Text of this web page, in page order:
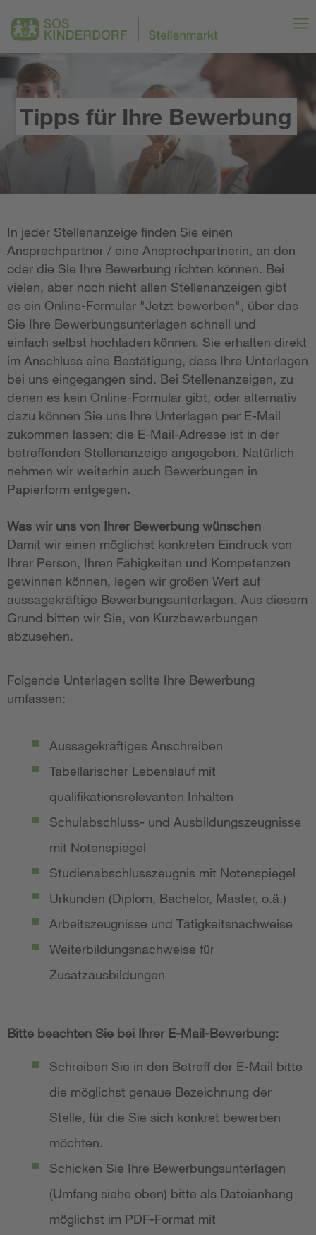
Tipps für Ihre Bewerbung
In jeder Stellenanzeige finden Sie einen
Ansprechpartner / eine Ansprechpartnerin, an den
oder die Sie Ihre Bewerbung richten können. Bei
vielen, aber noch nicht allen Stellenanzeigen gibt
es ein Online-Formular "Jetzt bewerben", über das
Sie Ihre Bewerbungsunterlagen schnell und
einfach selbst hochladen können. Sie erhalten direkt
im Anschluss eine Bestätigung, dass Ihre Unterlagen
bei uns eingegangen sind. Bei Stellenanzeigen, zu
denen es kein Online-Formular gibt, oder alternativ
dazu können Sie uns Ihre Unterlagen per E-Mail
zukommen lassen; die E-Mail-Adresse ist in der
betreffenden Stellenanzeige angegeben. Natürlich
nehmen wir weiterhin auch Bewerbungen in
Papierform entgegen.
Was wir uns von Ihrer Bewerbung wünschen
Damit wir einen möglichst konkreten Eindruck von
Ihrer Person, Ihren Fähigkeiten und Kompetenzen
gewinnen können, legen wir großen Wert auf
aussagekräftige Bewerbungsunterlagen. Aus diesem
Grund bitten wir Sie, von Kurzbewerbungen
abzusehen.
Folgende Unterlagen sollte Ihre Bewerbung
umfassen:
Aussagekräftiges Anschreiben
Tabellarischer Lebenslauf mit
qualifikationsrelevanten Inhalten
Schulabschluss- und Ausbildungszeugnisse
mit Notenspiegel
Studienabschlusszeugnis mit Notenspiegel
Urkunden (Diplom, Bachelor, Master, o.ä.)
Arbeitszeugnisse und Tätigkeitsnachweise
Weiterbildungsnachweise für
Zusatzausbildungen
Bitte beachten Sie bei Ihrer E-Mail-Bewerbung:
Schreiben Sie in den Betreff der E-Mail bitte
die möglichst genaue Bezeichnung der
Stelle, für die Sie sich konkret bewerben
möchten.
Schicken Sie Ihre Bewerbungsunterlagen
(Umfang siehe oben) bitte als Dateianhang
möglichst im PDF-Format mit